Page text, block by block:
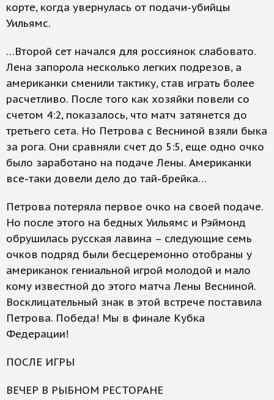
корте, когда увернулась от подачи-убийцы
Уильямс.
…Второй сет начался для россиянок слабовато.
Лена запорола несколько легких подрезов, а
американки сменили тактику, став играть более
расчетливо. После того как хозяйки повели со
счетом 4:2, показалось, что матч затянется до
третьего сета. Но Петрова с Весниной взяли быка
за рога. Они сравняли счет до 5:5, еще одно очко
было заработано на подаче Лены. Американки
все-таки довели дело до тай-брейка…
Петрова потеряла первое очко на своей подаче.
Но после этого на бедных Уильямс и Рэймонд
обрушилась русская лавина – следующие семь
очков подряд были бесцеремонно отобраны у
американок гениальной игрой молодой и мало
кому известной до этого матча Лены Весниной.
Восклицательный знак в этой встрече поставила
Петрова. Победа! Мы в финале Кубка
Федерации!
ПОСЛЕ ИГРЫ
ВЕЧЕР В РЫБНОМ РЕСТОРАНЕ